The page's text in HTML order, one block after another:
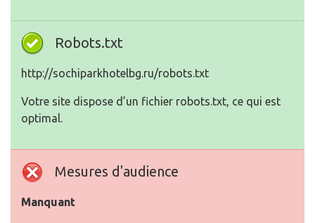
Robots.txt
http://sochiparkhotelbg.ru/robots.txt
Votre site dispose d’un fichier robots.txt, ce qui est
optimal.
Mesures d'audience
Manquant